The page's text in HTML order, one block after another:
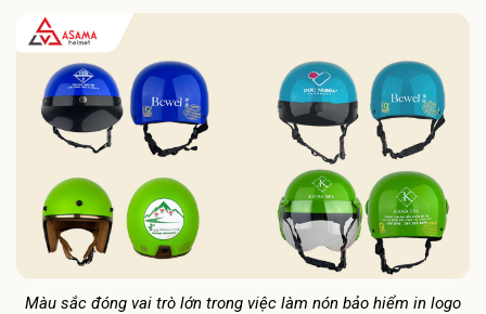
Màu sắc đóng vai trò lớn trong việc làm nón bảo hiểm in logo